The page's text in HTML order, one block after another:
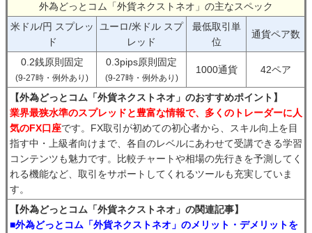
外為どっとコム「外貨ネクストネオ」の主なスペック
米ドル/円 スプレッ
ド
ユーロ/米ドル スプ
レッド
最低取引単
位
通貨ペア数
0.2銭原則固定
(9-27時・例外あり)
0.3pips原則固定
(9-27時・例外あり)
1000通貨 42ペア
【外為どっとコム「外貨ネクストネオ」のおすすめポイント】
業界最狭水準のスプレッドと豊富な情報で、多くのトレーダーに人
気のFX口座です。FX取引が初めての初心者から、スキル向上を目
指す中・上級者向けまで、各自のレベルにあわせて受講できる学習
コンテンツも魅力です。比較チャートや相場の先行きを予測してく
れる機能など、取引をサポートしてくれるツールも充実していま
す。
【外為どっとコム「外貨ネクストネオ」の関連記事】
■外為どっとコム「外貨ネクストネオ」のメリット・デメリットを